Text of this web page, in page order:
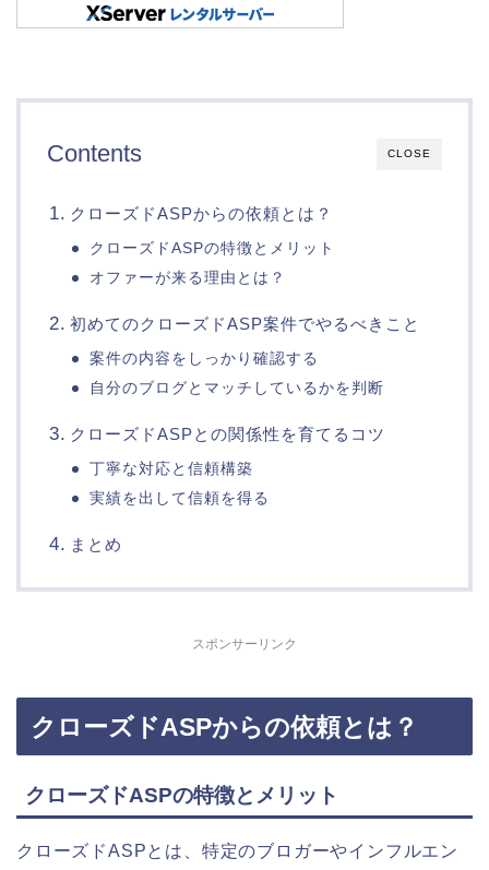
CLOSE
Contents
クローズドASPからの依頼とは？
クローズドASPの特徴とメリット
オファーが来る理由とは？
初めてのクローズドASP案件でやるべきこと
案件の内容をしっかり確認する
自分のブログとマッチしているかを判断
クローズドASPとの関係性を育てるコツ
丁寧な対応と信頼構築
実績を出して信頼を得る
まとめ
スポンサーリンク
クローズドASPからの依頼とは？
クローズドASPの特徴とメリット
クローズドASPとは、特定のブロガーやインフルエン